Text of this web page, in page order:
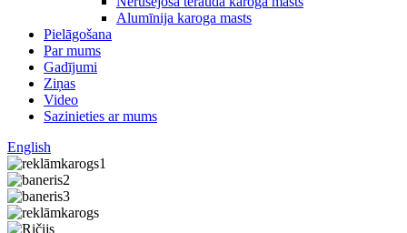
Alumīnija karoga masts
Pielāgošana
Par mums
Gadījumi
Ziņas
Video
Sazinieties ar mums
English